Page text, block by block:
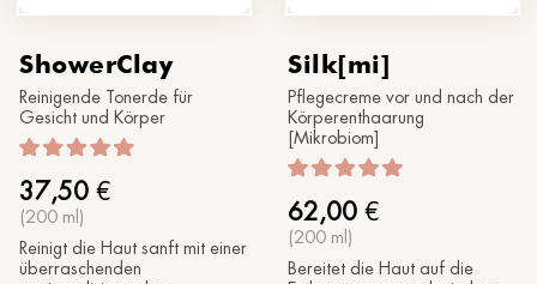
ShowerClay
Reinigende Tonerde für
Gesicht und Körper
37,50 €
(200 ml)
Reinigt die Haut sanft mit einer
überraschenden
Silk[mi]
Pflegecreme vor und nach der
Körperenthaarung
[Mikrobiom]
62,00 €
(200 ml)
Bereitet die Haut auf die